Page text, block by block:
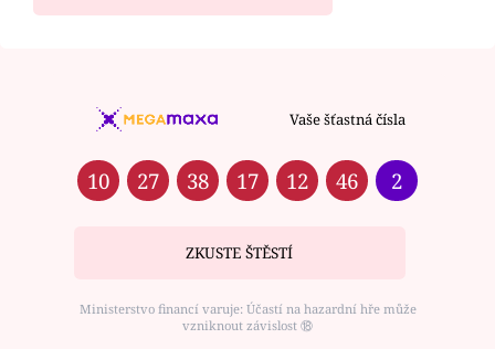
Vaše šťastná čísla
10 27 38 17 12 46 2
ZKUSTE ŠTĚSTÍ
Ministerstvo financí varuje: Účastí na hazardní hře může
vzniknout závislost ⑱